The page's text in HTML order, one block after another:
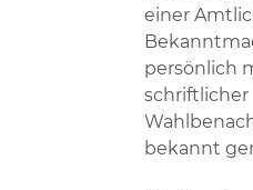
einer
persönlich
schriftlicher
bekannt